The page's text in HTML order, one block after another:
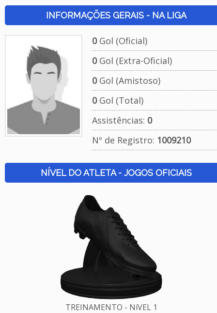
INFORMAÇÕES GERAIS - NA LIGA
0Gol (Oficial)
0Gol (Extra-Oficial)
0Gol (Amistoso)
0Gol (Total)
Assistências: 0
Nº de Registro: 1009210
NÍVEL DO ATLETA - JOGOS OFICIAIS
TREINAMENTO - NíVEL 1